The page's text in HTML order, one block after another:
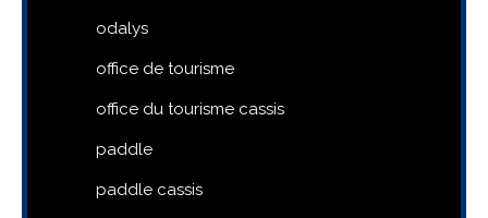
odalys
office de tourisme
office du tourisme cassis
paddle
paddle cassis